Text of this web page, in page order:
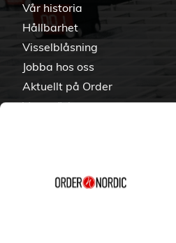
Vår historia
Hållbarhet
Visselblåsning
Jobba hos oss
Aktuellt på Order
Varumärken